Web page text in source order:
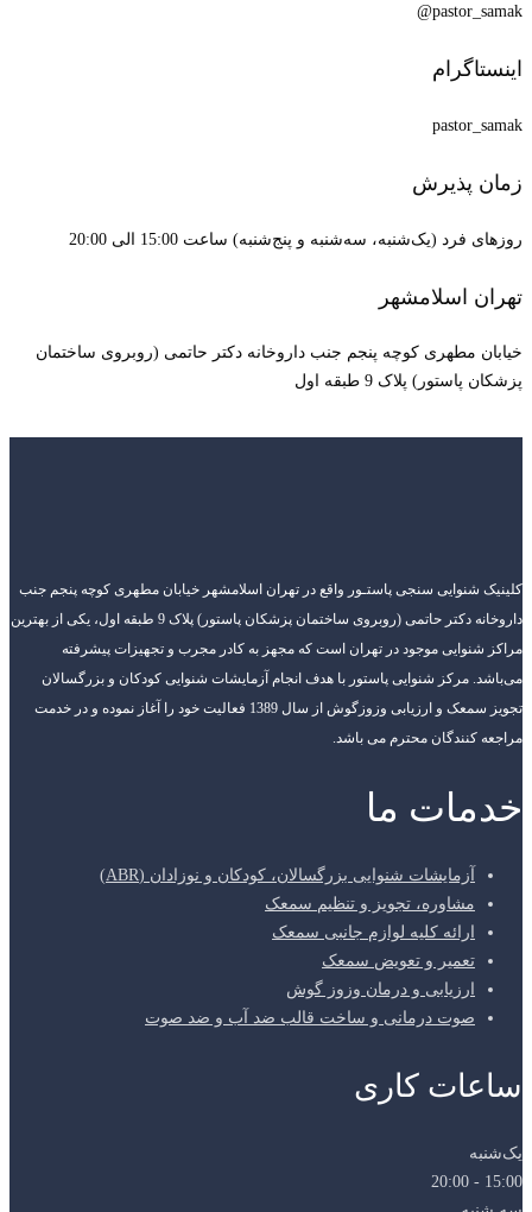
pastor_samak@
اینستاگرام
pastor_samak
زمان پذیرش
روزهای فرد (یک‌شنبه، سه‌شنبه و پنج‌شنبه) ساعت 15:00 الی 20:00
تهران اسلامشهر
خیابان مطهری کوچه پنجم جنب داروخانه دکتر حاتمی (روبروی ساختمان
پزشکان پاستور) پلاک 9 طبقه اول
کلینیک شنوایی سنجی پاستـور واقع در تهران اسلامشهر خیابان مطهری کوچه پنجم جنب
داروخانه دکتر حاتمی (روبروی ساختمان پزشکان پاستور) پلاک 9 طبقه اول، یکی از بهترین
مراکز شنوایی موجود در تهران است که مجهز به کادر مجرب و تجهیزات پیشرفته
می‌باشد. مرکز شنوایی پاستور با هدف انجام آزمایشات شنوایی کودکان و بزرگسالان
تجویز سمعک و ارزیابی وزوزگوش از سال 1389 فعالیت خود را آغاز نموده و در خدمت
مراجعه کنندگان محترم می باشد.
خدمات ما
آزمایشات شنوایی بزرگسالان، کودکان و نوزادان (ABR)
مشاوره، تجویز و تنظیم سمعک
ارائه کلیه لوازم جانبی سمعک
تعمیر و تعویض سمعک
ارزیابی و درمان وزوز گوش
صوت درمانی و ساخت قالب ضد آب و ضد صوت
ساعات کاری
یک‌شنبه
15:00 - 20:00